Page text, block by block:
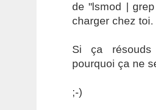
de "lsmod |
charger chez toi.
Si ça
pourquoi ça ne
;-)